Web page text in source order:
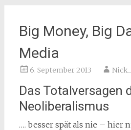
Big Money, Big
Media
6. September 2013
Das Totalversagen
Neoliberalismus
…. besser spät als nie – hier